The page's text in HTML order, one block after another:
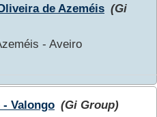
de Azeméis (Gi
- Aveiro
Valongo (Gi Group)